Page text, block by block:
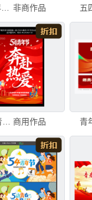
青年节展板 非商作品
54青年节海报 商用作品